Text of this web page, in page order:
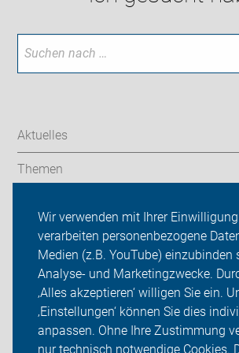
Wir verwenden mit Ihrer
verarbeiten personenbezogene
Medien (z.B. YouTube) einzubinden
Analyse- und Marketingzwecke.
‚Alles akzeptieren‘ willigen Sie ein.
‚Einstellungen‘ können Sie dies
anpassen. Ohne Ihre Zustimmung
nur technisch notwendige Cookies.
Aktuelles
Themen
ADFC Rhein-Kreis Neuss
Sei dabei
Presse
Login